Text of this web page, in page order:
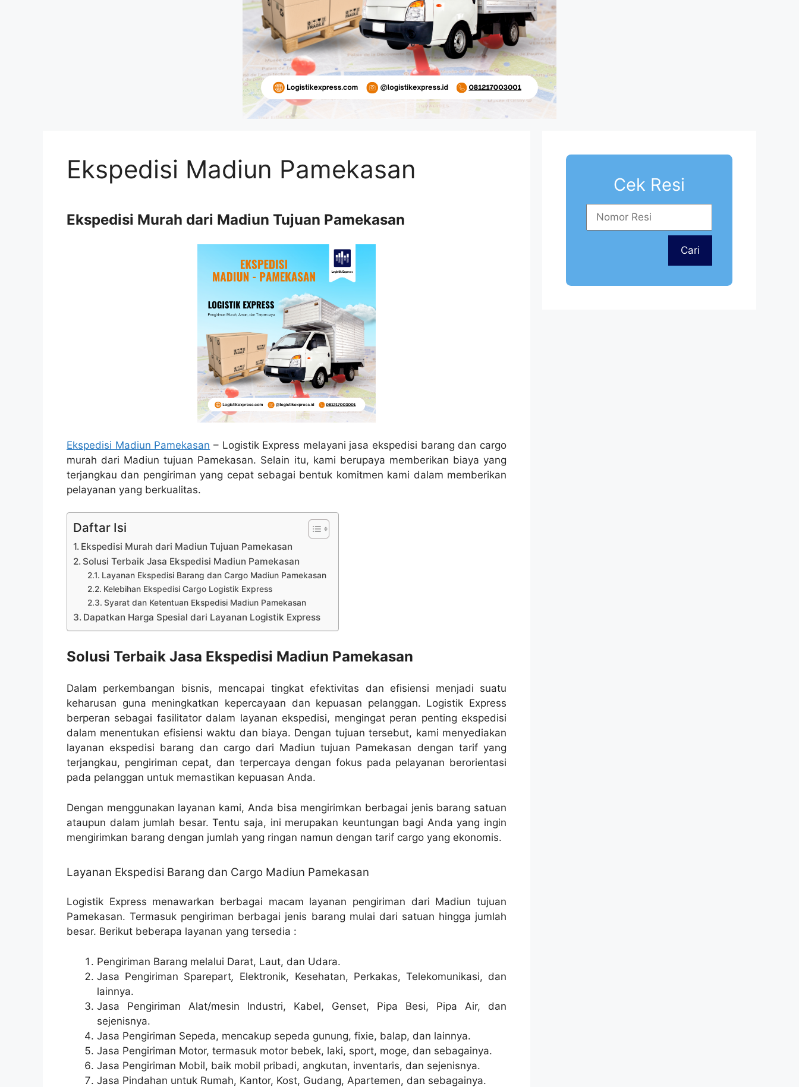
Ekspedisi Madiun Pamekasan
Ekspedisi Murah dari Madiun Tujuan Pamekasan
Ekspedisi Madiun Pamekasan – Logistik Express melayani jasa ekspedisi barang dan cargo
murah dari Madiun tujuan Pamekasan. Selain itu, kami berupaya memberikan biaya yang
terjangkau dan pengiriman yang cepat sebagai bentuk komitmen kami dalam memberikan
pelayanan yang berkualitas.
Daftar Isi
Ekspedisi Murah dari Madiun Tujuan Pamekasan
Solusi Terbaik Jasa Ekspedisi Madiun Pamekasan
Layanan Ekspedisi Barang dan Cargo Madiun Pamekasan
Kelebihan Ekspedisi Cargo Logistik Express
Syarat dan Ketentuan Ekspedisi Madiun Pamekasan
Dapatkan Harga Spesial dari Layanan Logistik Express
Solusi Terbaik Jasa Ekspedisi Madiun Pamekasan
Dalam perkembangan bisnis, mencapai tingkat efektivitas dan efisiensi menjadi suatu
keharusan guna meningkatkan kepercayaan dan kepuasan pelanggan. Logistik Express
berperan sebagai fasilitator dalam layanan ekspedisi, mengingat peran penting ekspedisi
dalam menentukan efisiensi waktu dan biaya. Dengan tujuan tersebut, kami menyediakan
layanan ekspedisi barang dan cargo dari Madiun tujuan Pamekasan dengan tarif yang
terjangkau, pengiriman cepat, dan terpercaya dengan fokus pada pelayanan berorientasi
pada pelanggan untuk memastikan kepuasan Anda.
Dengan menggunakan layanan kami, Anda bisa mengirimkan berbagai jenis barang satuan
ataupun dalam jumlah besar. Tentu saja, ini merupakan keuntungan bagi Anda yang ingin
mengirimkan barang dengan jumlah yang ringan namun dengan tarif cargo yang ekonomis.
Layanan Ekspedisi Barang dan Cargo Madiun Pamekasan
Logistik Express menawarkan berbagai macam layanan pengiriman dari Madiun tujuan
Pamekasan. Termasuk pengiriman berbagai jenis barang mulai dari satuan hingga jumlah
besar. Berikut beberapa layanan yang tersedia :
Pengiriman Barang melalui Darat, Laut, dan Udara.
Jasa Pengiriman Sparepart, Elektronik, Kesehatan, Perkakas, Telekomunikasi, dan
lainnya.
Jasa Pengiriman Alat/mesin Industri, Kabel, Genset, Pipa Besi, Pipa Air, dan
sejenisnya.
Jasa Pengiriman Sepeda, mencakup sepeda gunung, fixie, balap, dan lainnya.
Jasa Pengiriman Motor, termasuk motor bebek, laki, sport, moge, dan sebagainya.
Jasa Pengiriman Mobil, baik mobil pribadi, angkutan, inventaris, dan sejenisnya.
Jasa Pindahan untuk Rumah, Kantor, Kost, Gudang, Apartemen, dan sebagainya.
Cek Resi
Cari